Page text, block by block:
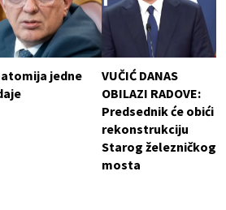
jedne
VUČIĆ DANAS
OBILAZI RADOVE:
Predsednik će obići
rekonstrukciju
Starog železničkog
mosta